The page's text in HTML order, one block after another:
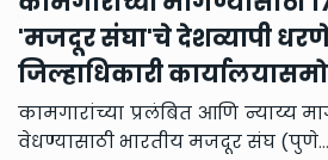
'मजदूर संघा'चे देशव्यापी
जिल्हाधिकारी
कामगारांच्या प्रलंबित आणि न्याय्य
वेधण्यासाठी भारतीय मजदूर संघ (पुणे...